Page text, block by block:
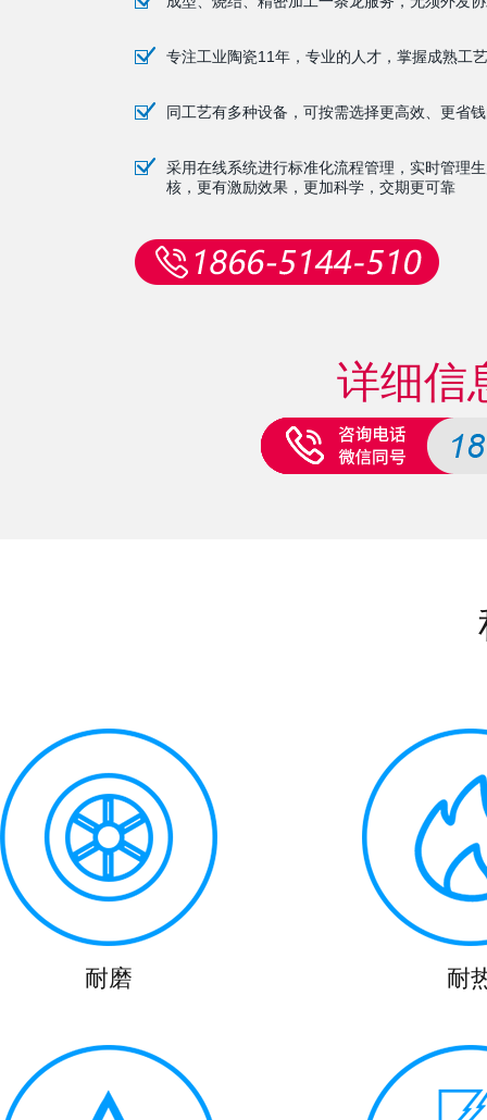
专注工业陶瓷11年，专业的人才，掌握成熟工
同工艺有多种设备，可按需选择更高效、更省
采用在线系统进行标准化流程管理，实时管理
核，更有激励效果，更加科学，交期更可靠
详细信
耐磨 耐